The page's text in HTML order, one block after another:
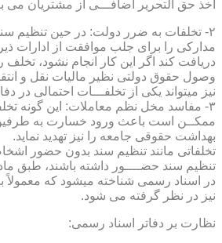
اخذ حق التحریر اضافـــی از مشتریان می
۲- تخلفات به ضرر دولت: در حین تنظیم
مدارکی را برای جلب موافقت از ادارات
دریافت کند اگر این کار انجام نشود،
وصول حقوق دولتی نظیر مالیات نقل و
نیز میتواند یکی از تخلفـــات احتمالی در
۳- مفاسد مخل نظم معاملات: این گونه
ممکــن است باعث ورود خسارت به طرفین
بهداشت حقوقی جامعه را نیز تهدید نماید.
تخلفاتی مانند تنظیم سند بدون حضور
در اسناد رسمی شناخته میشود که معمولاً
نیز در نظر گرفته می شود.
نظارت بر دفاتر اسناد رسمی: